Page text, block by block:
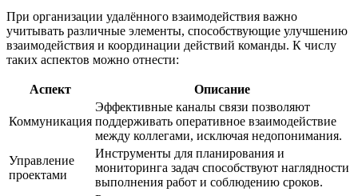
При организации удалённого взаимодействия важно
учитывать различные элементы, способствующие улучшению
взаимодействия и координации действий команды. К числу
таких аспектов можно отнести:
Аспект Описание
Коммуникация
Эффективные каналы связи позволяют
поддерживать оперативное взаимодействие
между коллегами, исключая недопонимания.
Управление
проектами
Инструменты для планирования и
мониторинга задач способствуют наглядности
выполнения работ и соблюдению сроков.